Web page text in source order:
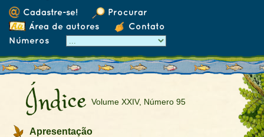
Cadastre-se!
Procurar
Área de autores
Contato
Números
Índice Volume XXIV, Número 95
Apresentação